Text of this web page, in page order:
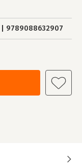
9789088632907